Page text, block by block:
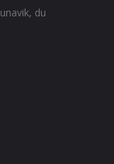
du